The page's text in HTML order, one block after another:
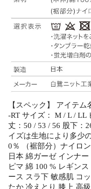
【スペック】 アイテ
-RT サイズ： M / L / LL
丈：50 / 53 / 56 股下：
イズは生地により多少
0％ （裾部分）ナイロ
日本 綿ガーゼ インナ
ピマ 綿 100 % レギン
ース スラ下 敏感肌 コ
たか 冷えとり 膝上 高